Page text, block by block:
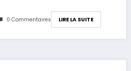
0 Commentaires LIRE LA SUITE